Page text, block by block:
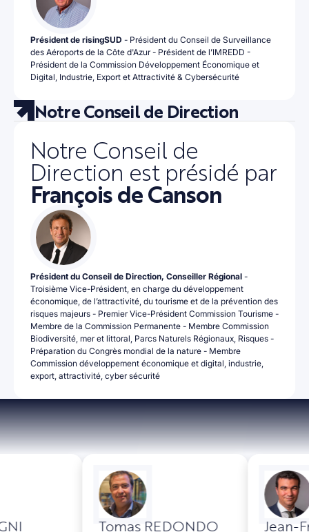
Président de risingSUD - Président du Conseil de Surveillance
des Aéroports de la Côte d'Azur - Président de l’IMREDD -
Président de la Commission Développement Économique et
Digital, Industrie, Export et Attractivité & Cybersécurité
Notre Conseil de Direction
Notre Conseil de
Direction est présidé par
François de Canson
Président du Conseil de Direction, Conseiller Régional-
Troisième Vice-Président, en charge du développement
économique, de l’attractivité, du tourisme et de la prévention des
risques majeurs - Premier Vice-Président Commission Tourisme -
Membre de la Commission Permanente - Membre Commission
Biodiversité, mer et littoral, Parcs Naturels Régionaux, Risques -
Préparation du Congrès mondial de la nature - Membre
Commission développement économique et digital, industrie,
export, attractivité, cyber sécurité
Tomas REDONDO
Jean-